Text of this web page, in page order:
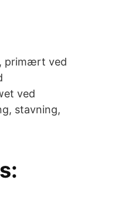
primært ved
ved
stavning,